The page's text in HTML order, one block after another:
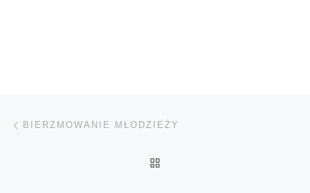
Nawigacja wpisu
BIERZMOWANIE MŁODZIEŻY